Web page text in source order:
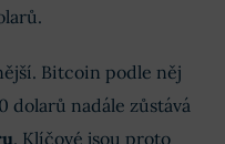
Bitcoin podle něj
dolarů nadále zůstává
. Klíčové jsou proto